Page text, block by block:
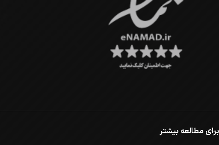
برای مطالعه بیشتر